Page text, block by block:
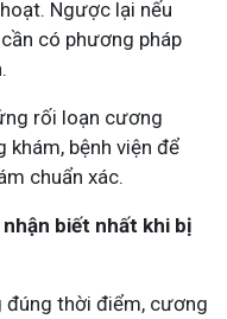
Ngược lại nếu
có phương pháp
rối loạn cương
khám, bệnh viện để
chuẩn xác.
biết nhất khi bị
thời điểm, cương